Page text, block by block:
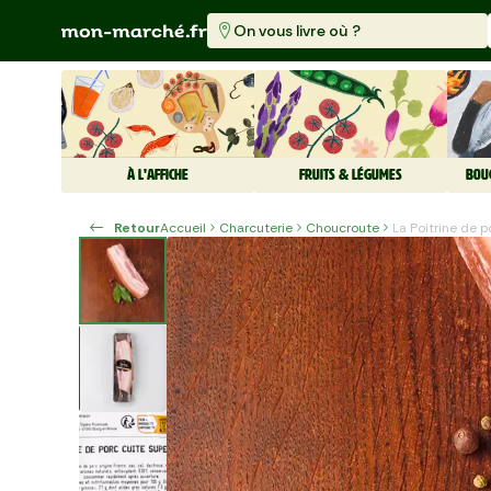
On vous livre où ?
À L'AFFICHE FRUITS & LÉGUMES
RetourAccueil Charcuterie Choucroute La Poitrine de